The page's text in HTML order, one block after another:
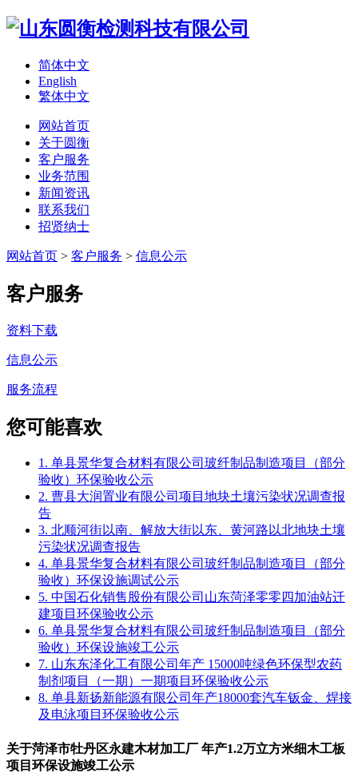
简体中文
English
繁体中文
网站首页
关于圆衡
客户服务
业务范围
新闻资讯
联系我们
招贤纳士
网站首页 > 客户服务 > 信息公示
客户服务
资料下载
信息公示
服务流程
您可能喜欢
1. 单县景华复合材料有限公司玻纤制品制造项目（部分
验收）环保验收公示
2. 曹县大润置业有限公司项目地块土壤污染状况调查报
告
3. 北顺河街以南、解放大街以东、黄河路以北地块土壤
污染状况调查报告
4. 单县景华复合材料有限公司玻纤制品制造项目（部分
验收）环保设施调试公示
5. 中国石化销售股份有限公司山东菏泽零零四加油站迁
建项目环保验收公示
6. 单县景华复合材料有限公司玻纤制品制造项目（部分
验收）环保设施竣工公示
7. 山东东泽化工有限公司年产 15000吨绿色环保型农药
制剂项目（一期）一期项目环保验收公示
8. 单县新扬新能源有限公司年产18000套汽车钣金、焊接
及电泳项目环保验收公示
关于菏泽市牡丹区永建木材加工厂 年产1.2万立方米细木工板
项目环保设施竣工公示